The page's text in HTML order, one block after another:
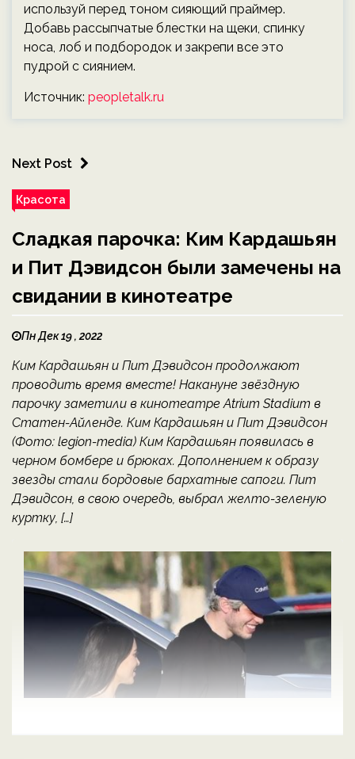
используй перед тоном сияющий праймер.
Добавь рассыпчатые блестки на щеки, спинку
носа, лоб и подбородок и закрепи все это
пудрой с сиянием.
Источник: peopletalk.ru
Next Post
Красота
Сладкая парочка: Ким Кардашьян
и Пит Дэвидсон были замечены на
свидании в кинотеатре
Пн Дек 19 , 2022
Ким Кардашьян и Пит Дэвидсон продолжают
проводить время вместе! Накануне звёздную
парочку заметили в кинотеатре Atrium Stadium в
Статен-Айленде. Ким Кардашьян и Пит Дэвидсон
(Фото: legion-media) Ким Кардашьян появилась в
черном бомбере и брюках. Дополнением к образу
звезды стали бордовые бархатные сапоги. Пит
Дэвидсон, в свою очередь, выбрал желто-зеленую
куртку, […]